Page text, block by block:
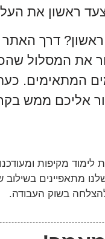
ראשון את
דרך האתר
את המסלול
המתאימים.
אליכם ממש
לימוד מקיפות
מתאפיינים
בשוק העבודה.